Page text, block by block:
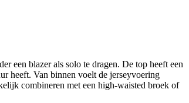
een blazer als solo te dragen. De top heeft een
heeft. Van binnen voelt de jerseyvoering
combineren met een high-waisted broek of